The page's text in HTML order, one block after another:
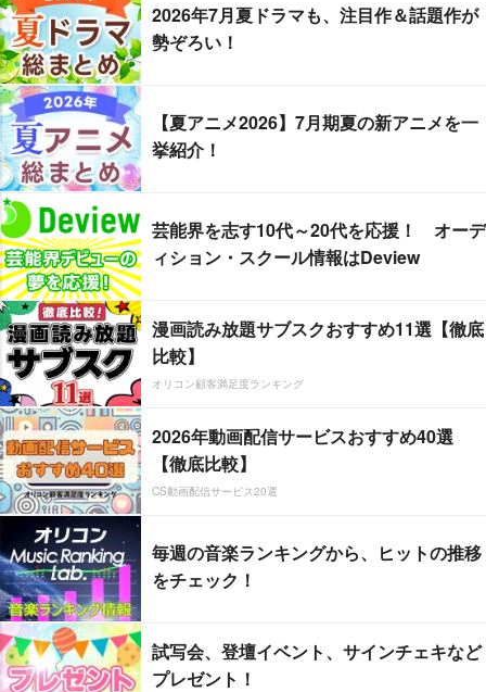
2026年7月夏ドラマも、注目作＆話題作が
勢ぞろい！
【夏アニメ2026】7月期夏の新アニメを一
挙紹介！
芸能界を志す10代～20代を応援！ オーデ
ィション・スクール情報はDeview
漫画読み放題サブスクおすすめ11選【徹底
比較】
オリコン顧客満足度ランキング
2026年動画配信サービスおすすめ40選
【徹底比較】
CS動画配信サービス20選
毎週の音楽ランキングから、ヒットの推移
をチェック！
試写会、登壇イベント、サインチェキなど
プレゼント！